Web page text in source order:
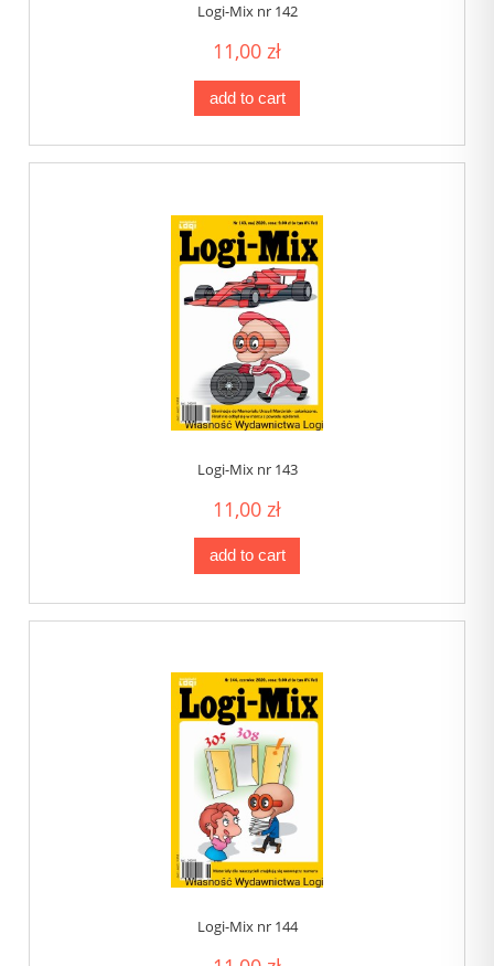
Logi-Mix nr 142
11,00 zł
add to cart
Logi-Mix nr 143
11,00 zł
add to cart
Logi-Mix nr 144